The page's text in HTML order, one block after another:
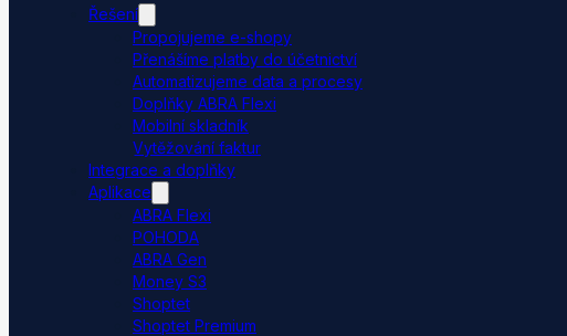
Řešení
Propojujeme e-shopy
Přenášíme platby do účetnictví
Automatizujeme data a procesy
Doplňky ABRA Flexi
Mobilní skladník
Vytěžování faktur
Integrace a doplňky
Aplikace
ABRA Flexi
POHODA
ABRA Gen
Money S3
Shoptet
Shoptet Premium